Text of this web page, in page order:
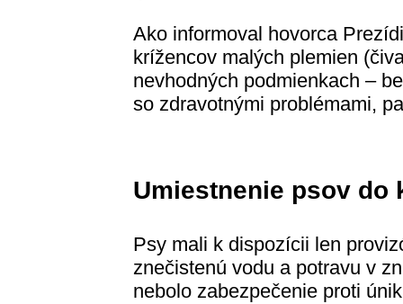
Ako informoval hovorca
krížencov malých plemien
nevhodných podmienkach –
so zdravotnými problémami,
Umiestnenie psov do
Psy mali k dispozícii len
znečistenú vodu a potravu v
nebolo zabezpečenie proti